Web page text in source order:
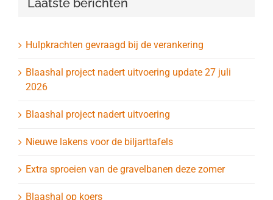
Laatste berichten
Hulpkrachten gevraagd bij de verankering
Blaashal project nadert uitvoering update 27 juli
2026
Blaashal project nadert uitvoering
Nieuwe lakens voor de biljarttafels
Extra sproeien van de gravelbanen deze zomer
Blaashal op koers